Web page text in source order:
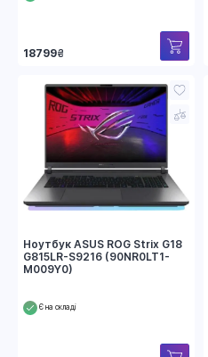
18799₴
Ноутбук ASUS ROG Strix G18
G815LR-S9216 (90NR0LT1-
M009Y0)
Є на складі